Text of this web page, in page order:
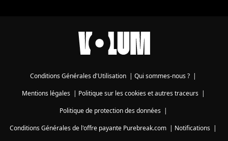
Conditions Générales d'Utilisation | Qui sommes-nous ? |
Mentions légales| Politique sur les cookies et autres traceurs|
Politique de protection des données|
Conditions Générales de l'offre payante Purebreak.com | Notifications |